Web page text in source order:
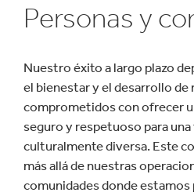
Personas y
Nuestro éxito a largo plazo
el bienestar y el desarrollo
comprometidos con ofrecer
seguro y respetuoso para
culturalmente diversa. Este
más allá de nuestras
comunidades donde